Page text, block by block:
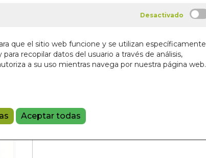
que el sitio web funcione y se utilizan específicamente
recopilar datos del usuario a través de análisis,
a su uso mientras navega por nuestra página web.
Aceptar todas
14,00 €
Añadir a la cesta